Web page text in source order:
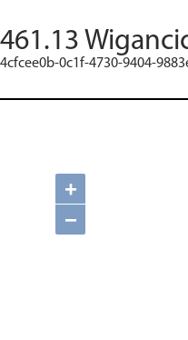
461.13
4cfcee0b-0c1f-4730-9404-
+
−